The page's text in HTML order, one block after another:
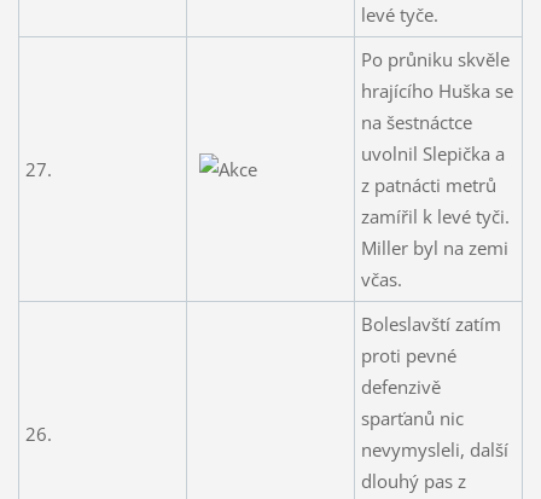
levé tyče.
27.
Po průniku skvěle
hrajícího Huška se
na šestnáctce
uvolnil Slepička a
z patnácti metrů
zamířil k levé tyči.
Miller byl na zemi
včas.
26.
Boleslavští zatím
proti pevné
defenzivě
sparťanů nic
nevymysleli, další
dlouhý pas z